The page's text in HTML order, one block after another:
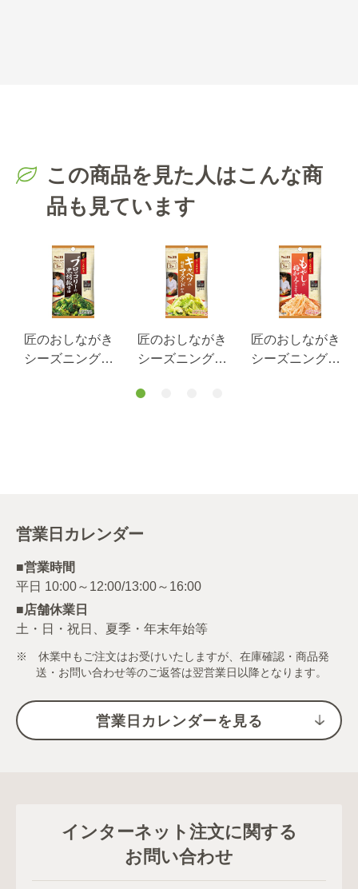
この商品を見た人はこんな商
品も見ています
匠のおしながき
シーズニング
匠のおしながき
シーズニング
マスタード和
匠のおしながき
シーズニング
営業日カレンダー
■営業時間
■店舗休業日
土・日・祝日、夏季・年末年始等
※ 休業中もご注文はお受けいたしますが、在庫確認・商品発
送・お問い合わせ等のご返答は翌営業日以降となります。
営業日カレンダーを見る
インターネット注文に関する
お問い合わせ